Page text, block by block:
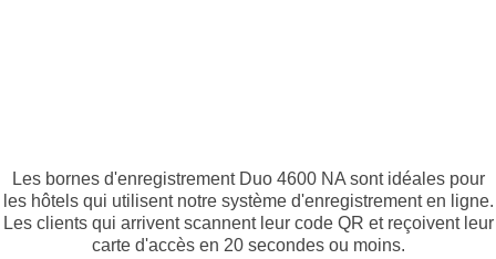
Les bornes d'enregistrement Duo 4600 NA sont idéales pour
les hôtels qui utilisent notre système d'enregistrement en ligne.
Les clients qui arrivent scannent leur code QR et reçoivent leur
carte d'accès en 20 secondes ou moins.